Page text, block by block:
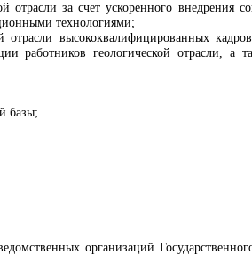
за счет ускоренного внедрения
технологиями;
отрасли высококвалифицированных
работников геологической отрасли, а
базы;
организаций